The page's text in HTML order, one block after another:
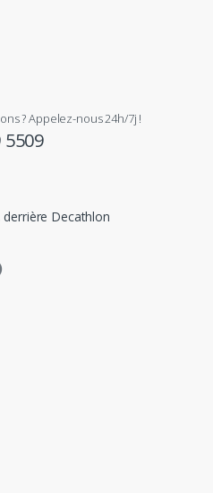
? Appelez-nous 24h/7j !
5509
Decathlon